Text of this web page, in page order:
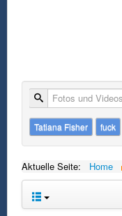
Suche
Tatiana Fisher fuck
Aktuelle Seite: Home